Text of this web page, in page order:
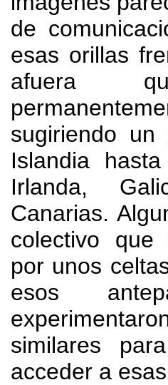
de
esas orillas
afuera
sugiriendo un
Islandia
Irlanda,
Canarias.
colectivo que
por unos
esos
similares
acceder a